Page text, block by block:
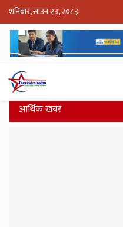
शनिबार, साउन २३, २०८३
आर्थिक खबर